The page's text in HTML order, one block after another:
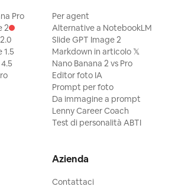
Pro
2
1.5
Per agent
Alternative a NotebookLM
Slide GPT Image 2
Markdown in articolo 𝕏
Nano Banana 2 vs Pro
Editor foto IA
Prompt per foto
Da immagine a prompt
Lenny Career Coach
Test di personalità ABTI
Azienda
Contattaci